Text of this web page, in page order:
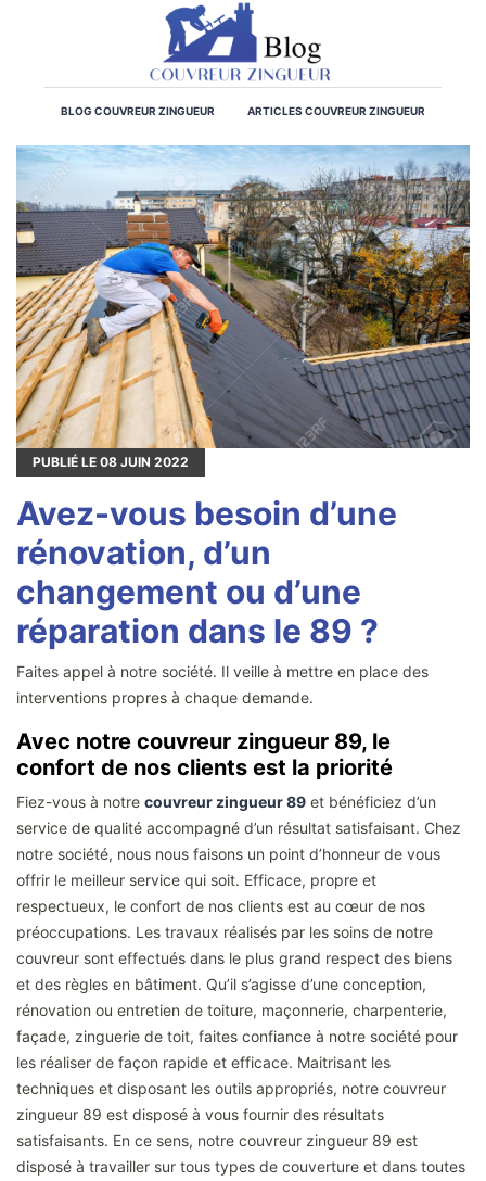
BLOG COUVREUR ZINGUEUR ARTICLES COUVREUR ZINGUEUR
PUBLIÉ LE 08 JUIN 2022
Avez-vous besoin d’une
rénovation, d’un
changement ou d’une
réparation dans le 89 ?
Faites appel à notre société. Il veille à mettre en place des
interventions propres à chaque demande.
Avec notre couvreur zingueur 89, le
confort de nos clients est la priorité
Fiez-vous à notre couvreur zingueur 89 et bénéficiez d’un
service de qualité accompagné d’un résultat satisfaisant. Chez
notre société, nous nous faisons un point d’honneur de vous
offrir le meilleur service qui soit. Efficace, propre et
respectueux, le confort de nos clients est au cœur de nos
préoccupations. Les travaux réalisés par les soins de notre
couvreur sont effectués dans le plus grand respect des biens
et des règles en bâtiment. Qu’il s’agisse d’une conception,
rénovation ou entretien de toiture, maçonnerie, charpenterie,
façade, zinguerie de toit, faites confiance à notre société pour
les réaliser de façon rapide et efficace. Maitrisant les
techniques et disposant les outils appropriés, notre couvreur
zingueur 89 est disposé à vous fournir des résultats
satisfaisants. En ce sens, notre couvreur zingueur 89 est
disposé à travailler sur tous types de couverture et dans toutes